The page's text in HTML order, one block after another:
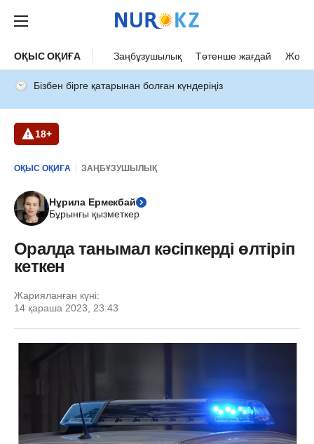
ОҚЫС ОҚИҒА Заңбұзушылық Төтенше жағдай Жол
Бізбен бірге қатарынан болған күндеріңіз
18+
ОҚЫС ОҚИҒА ЗАҢБҰЗУШЫЛЫҚ
Нұрила Ермекбай
Бұрынғы қызметкер
Оралда танымал кәсіпкерді өлтіріп
кеткен
Жарияланған күні:
14 қараша 2023, 23:43